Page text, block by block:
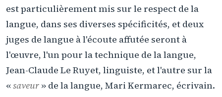
est particulièrement mis sur le respect de la
langue, dans ses diverses spécificités, et deux
juges de langue à l'écoute affutée seront à
l'œuvre, l'un pour la technique de la langue,
Jean-Claude Le Ruyet, linguiste, et l'autre sur la
«saveur » de la langue, Mari Kermarec, écrivain.